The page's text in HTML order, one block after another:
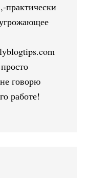
практически
говорю
работе!